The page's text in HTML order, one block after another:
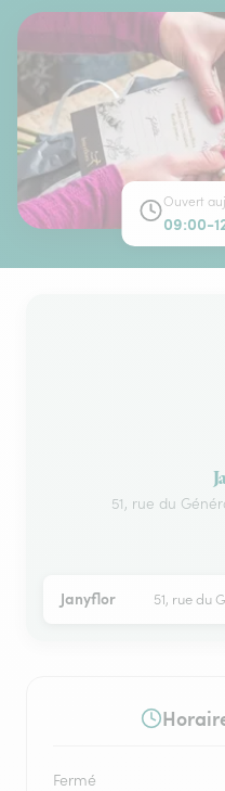
Ouvert
09:00-
51, rue du
Janyflor 51, rue du
Fermé